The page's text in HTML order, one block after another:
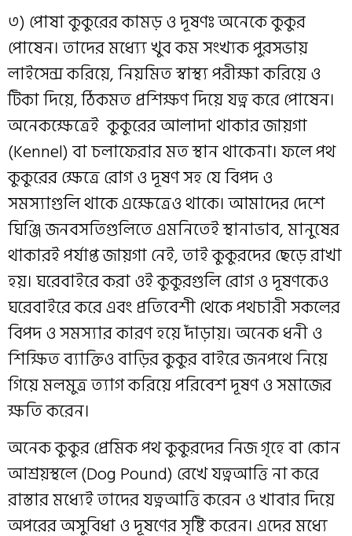
৩) পোষা কুকুরের কামড় ও দূষণঃ অনেকে কুকুর
পোষেন। তাদের মধ্য্যে খুব কম সংখ্যক পুরসভায়
লাইসেন্স করিয়ে, নিয়মিত স্বাস্থ্য পরীক্ষা করিয়ে ও
টিকা দিয়ে, ঠিকমত প্রশিক্ষণ দিয়ে যত্ন করে পোষেন।
অনেকক্ষেত্রেই কুকুরের আলাদা থাকার জায়গা
(Kennel) বা চলাফেরার মত স্থান থাকেনা। ফলে পথ
কুকুরের ক্ষেত্রে রোগ ও দূষণ সহ যে বিপদ ও
সমস্যাগুলি থাকে এক্ষেত্রেও থাকে। আমাদের দেশে
ঘিঞ্জি জনবসতিগুলিতে এমনিতেই স্থানাভাব, মানুষের
থাকারই পর্যাপ্ত জায়গা নেই, তাই কুকুরদের ছেড়ে রাখা
হয়। ঘরেবাইরে করা ওই কুকুরগুলি রোগ ও দূষণকেও
ঘরেবাইরে করে এবং প্রতিবেশী থেকে পথচারী সকলের
বিপদ ও সমস্যার কারণ হয়ে দাঁড়ায়। অনেক ধনী ও
শিক্ষিত ব্যাক্তিও বাড়ির কুকুর বাইরে জনপথে নিয়ে
গিয়ে মলমুত্র ত্যাগ করিয়ে পরিবেশ দূষণ ও সমাজের
ক্ষতি করেন।
অনেক কুকুর প্রেমিক পথ কুকুরদের নিজ গৃহে বা কোন
আশ্রয়স্থলে (Dog Pound) রেখে যত্নআত্তি না করে
রাস্তার মধ্যেই তাদের যত্নআত্তি করেন ও খাবার দিয়ে
অপরের অসুবিধা ও দূষণের সৃষ্টি করেন। এদের মধ্যে